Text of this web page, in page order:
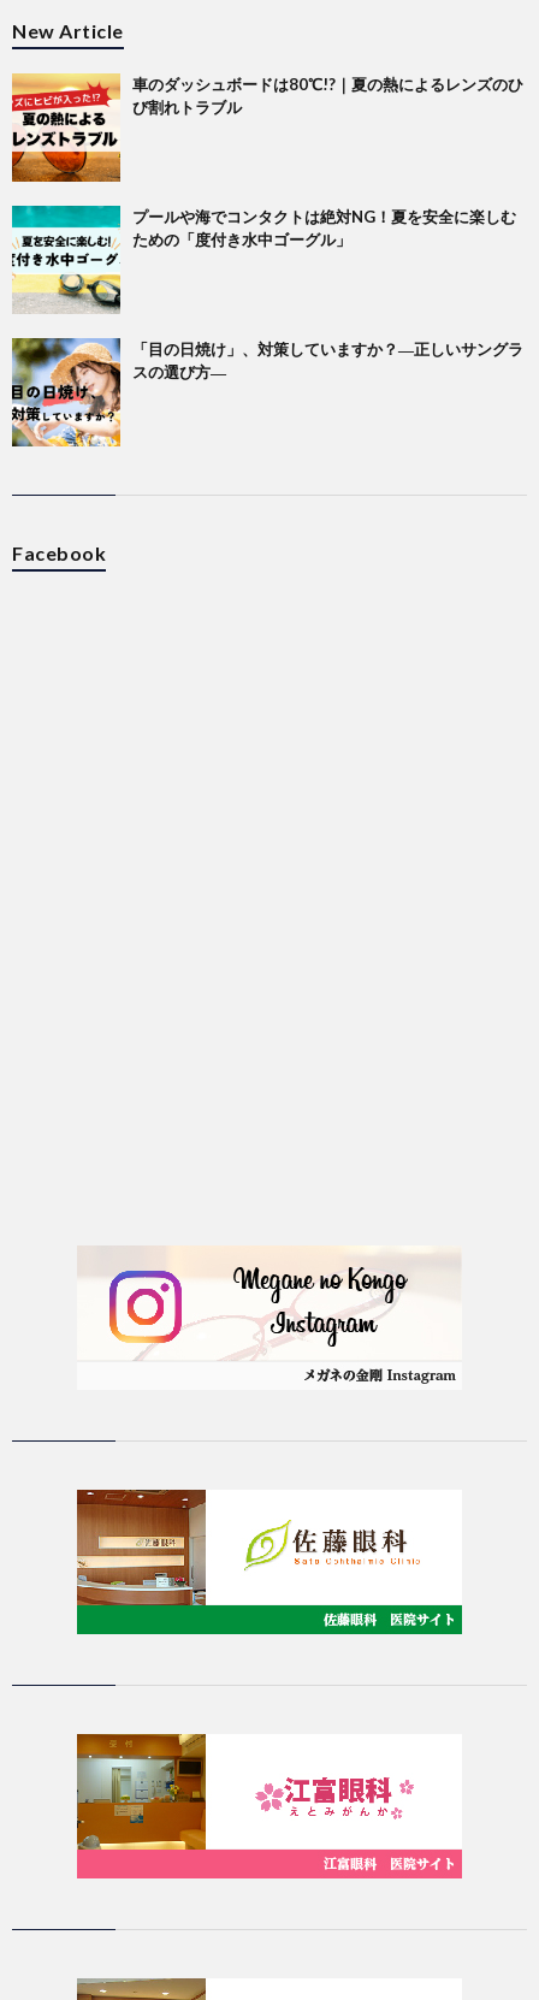
New Article
車のダッシュボードは80℃!?｜夏の熱によるレンズのひ
び割れトラブル
プールや海でコンタクトは絶対NG！夏を安全に楽しむ
ための「度付き水中ゴーグル」
「目の日焼け」、対策していますか？―正しいサングラ
スの選び方―
Facebook